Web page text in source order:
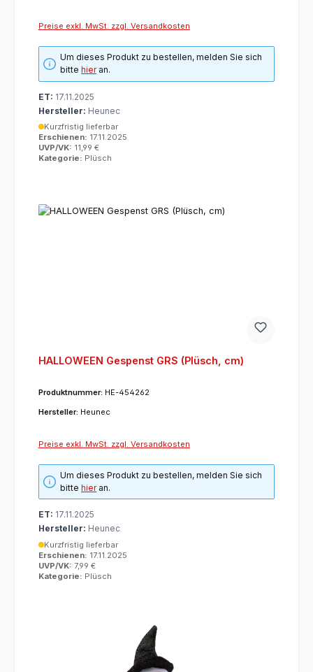
Preise exkl. MwSt. zzgl. Versandkosten
Um dieses Produkt zu bestellen, melden Sie sich
bittehieran.
ET: 17.11.2025
Hersteller: Heunec
Kurzfristig lieferbar
Erschienen: 17.11.2025
UVP/VK: 11,99 €
Kategorie: Plüsch
HALLOWEEN Gespenst GRS (Plüsch, cm)
Produktnummer: HE-454262
Hersteller: Heunec
Preise exkl. MwSt. zzgl. Versandkosten
Um dieses Produkt zu bestellen, melden Sie sich
bittehieran.
ET: 17.11.2025
Hersteller: Heunec
Kurzfristig lieferbar
Erschienen: 17.11.2025
UVP/VK: 7,99 €
Kategorie: Plüsch